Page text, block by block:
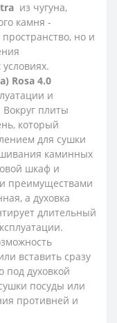
из чугуна,
камня -
пространство, но и
Rosa 4.0
и
плиты
который
для сушки
каминных
шкаф и
преимуществами
а духовка
длительный
вставить сразу
под духовкой
посуды или
противней и